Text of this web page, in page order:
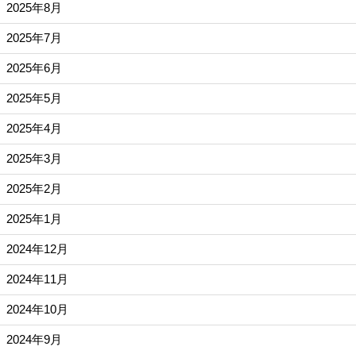
2025年8月
2025年7月
2025年6月
2025年5月
2025年4月
2025年3月
2025年2月
2025年1月
2024年12月
2024年11月
2024年10月
2024年9月